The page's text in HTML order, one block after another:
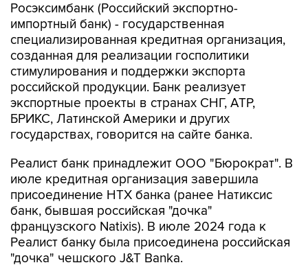
Росэксимбанк (Российский экспортно-
импортный банк) - государственная
специализированная кредитная организация,
созданная для реализации госполитики
стимулирования и поддержки экспорта
российской продукции. Банк реализует
экспортные проекты в странах СНГ, АТР,
БРИКС, Латинской Америки и других
государствах, говорится на сайте банка.
Реалист банк принадлежит ООО "Бюрократ". В
июле кредитная организация завершила
присоединение НТХ банка (ранее Натиксис
банк, бывшая российская "дочка"
французского Natixis). В июле 2024 года к
Реалист банку была присоединена российская
"дочка" чешского J&T Banka.